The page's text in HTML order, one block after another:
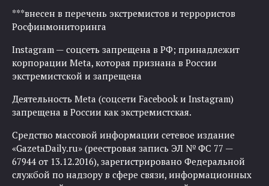
***внесен в перечень экстремистов и террористов
Росфинмониторинга
Instagram — соцсеть запрещена в РФ; принадлежит
корпорации Meta, которая признана в России
экстремистской и запрещена
Деятельность Meta (соцсети Facebook и Instagram)
запрещена в России как экстремистская.
Средство массовой информации сетевое издание
«GazetaDaily.ru» (реестровая запись ЭЛ № ФС 77 —
67944 от 13.12.2016), зарегистрировано Федеральной
службой по надзору в сфере связи, информационных